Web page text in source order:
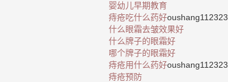
婴幼儿早期教育
痔疮吃什么药好oushang112323
什么眼霜去皱效果好
什么牌子的眼霜好
哪个牌子的眼霜好
痔疮用什么药好oushang112323
痔疮预防